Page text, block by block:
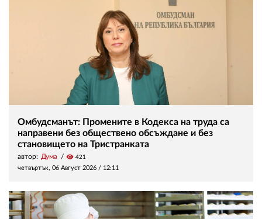
Омбудсманът: Промените в Кодекса на труда са
направени без обществено обсъждане и без
становището на Тристранката
автор: Дума visibility 421
четвъртък, 06 Август 2026 / 12:11